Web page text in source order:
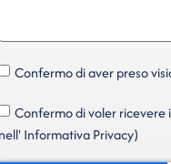
Confermo di aver preso
Confermo di voler
nell' Informativa Privacy)